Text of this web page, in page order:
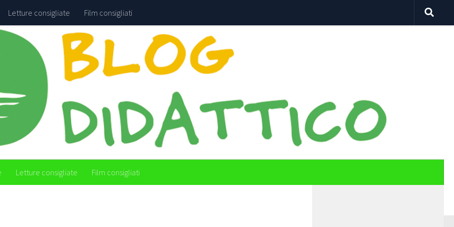
Letture consigliate Film consigliati
Letture consigliate Film consigliati